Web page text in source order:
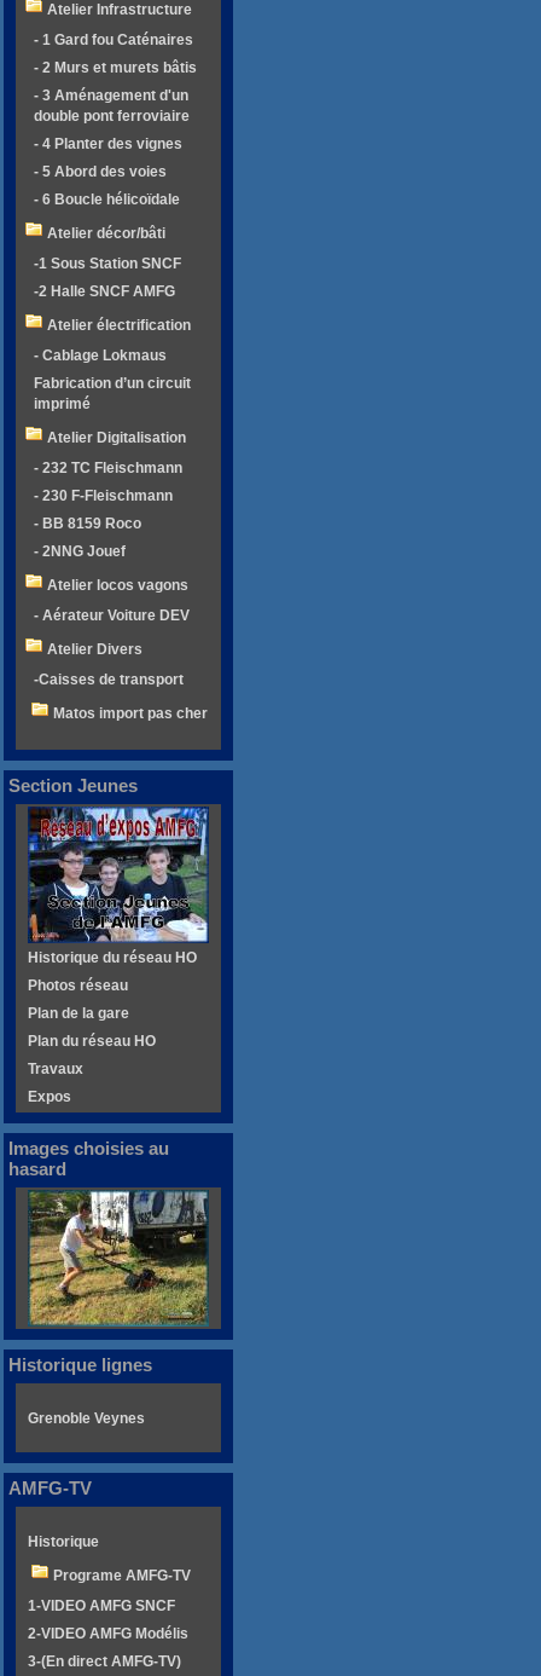
Atelier Infrastructure
- 1 Gard fou Caténaires
- 2 Murs et murets bâtis
- 3 Aménagement d'un
double pont ferroviaire
- 4 Planter des vignes
- 5 Abord des voies
- 6 Boucle hélicoïdale
Atelier décor/bâti
-1 Sous Station SNCF
-2 Halle SNCF AMFG
Atelier électrification
- Cablage Lokmaus
Fabrication d’un circuit
imprimé
Atelier Digitalisation
- 232 TC Fleischmann
- 230 F-Fleischmann
- BB 8159 Roco
- 2NNG Jouef
Atelier locos vagons
- Aérateur Voiture DEV
Atelier Divers
-Caisses de transport
Matos import pas cher
Section Jeunes
Historique du réseau HO
Photos réseau
Plan de la gare
Plan du réseau HO
Travaux
Expos
Images choisies au
hasard
Historique lignes
Grenoble Veynes
AMFG-TV
Historique
Programe AMFG-TV
1-VIDEO AMFG SNCF
2-VIDEO AMFG Modélis
3-(En direct AMFG-TV)